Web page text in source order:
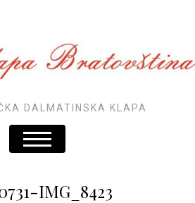
DALMATINSKA KLAPA
IMG_8423